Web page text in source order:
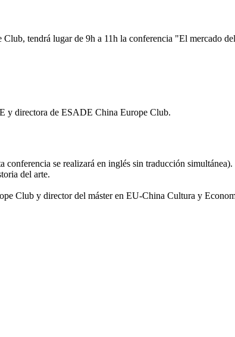
tendrá lugar de 9h a 11h la conferencia "El mercado
y directora de ESADE China Europe Club.
se realizará en inglés sin traducción simultánea).
del arte.
Club y director del máster en EU-China Cultura y